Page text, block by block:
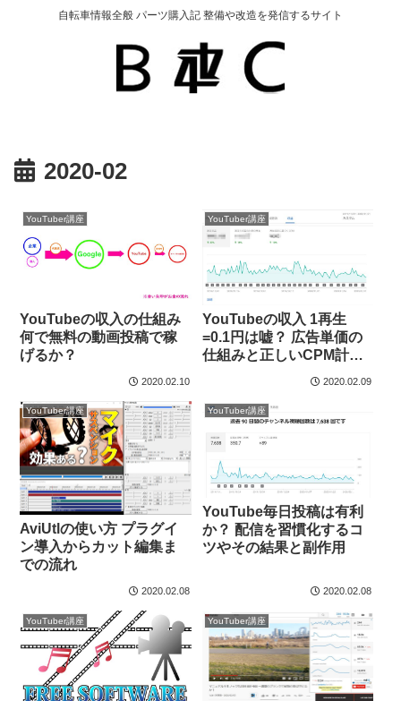
自転車情報全般 パーツ購入記 整備や改造を発信するサイト
2020-02
YouTuber講座
YouTubeの収入の仕組み
何で無料の動画投稿で稼
げるか？
2020.02.10
YouTuber講座
YouTubeの収入 1再生
=0.1円は嘘？ 広告単価の
仕組みと正しいCPM計算
2020.02.09
YouTuber講座
AviUtlの使い方 プラグイ
ン導入からカット編集ま
での流れ
2020.02.08
YouTuber講座
YouTube毎日投稿は有利
か？ 配信を習慣化するコ
ツやその結果と副作用
2020.02.08
YouTuber講座 YouTuber講座